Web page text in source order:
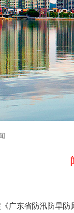
东省防汛防旱防